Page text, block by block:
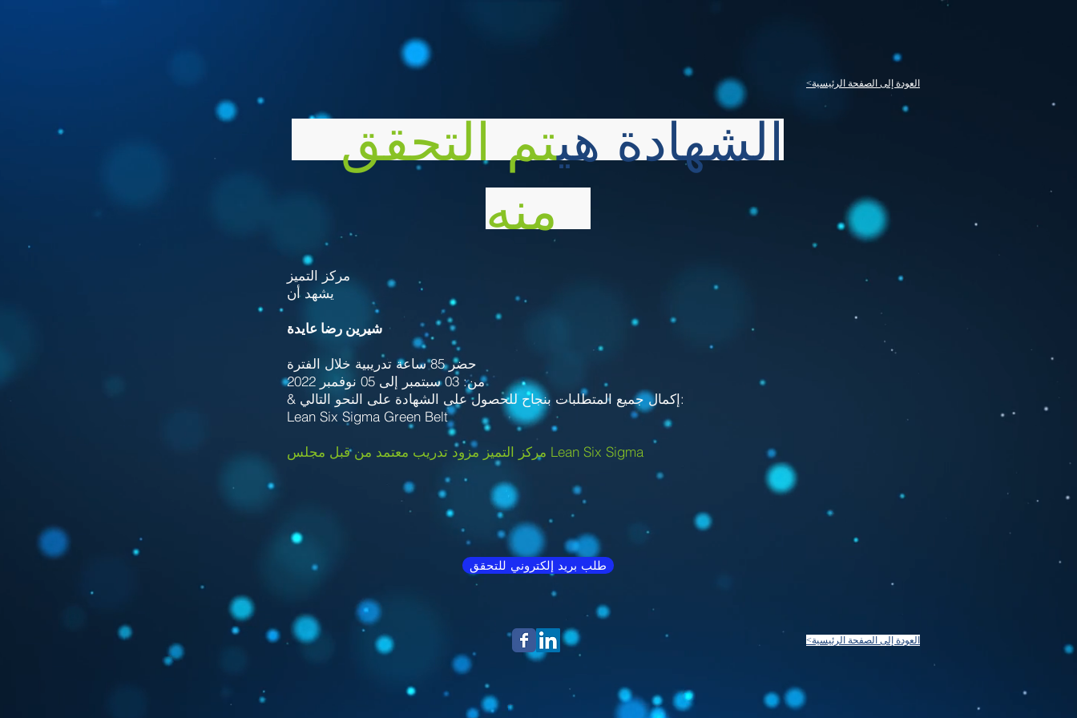
<العودة إلى الصفحة الرئيسية
الشهادة هيتم التحقق
مركز التميز
يشهد أن
شيرين رضا عايدة
حضر 85 ساعة تدريبية خلال الفترة
من: 03 سبتمبر إلى 05 نوفمبر 2022
& إكمال جميع المتطلبات بنجاح للحصول على الشهادة على النحو التالي:
Lean Six Sigma Green Belt
مركز التميز مزود تدريب معتمد من قبل مجلس Lean Six Sigma
طلب بريد إلكتروني للتحقق
<العودة إلى الصفحة الرئيسية